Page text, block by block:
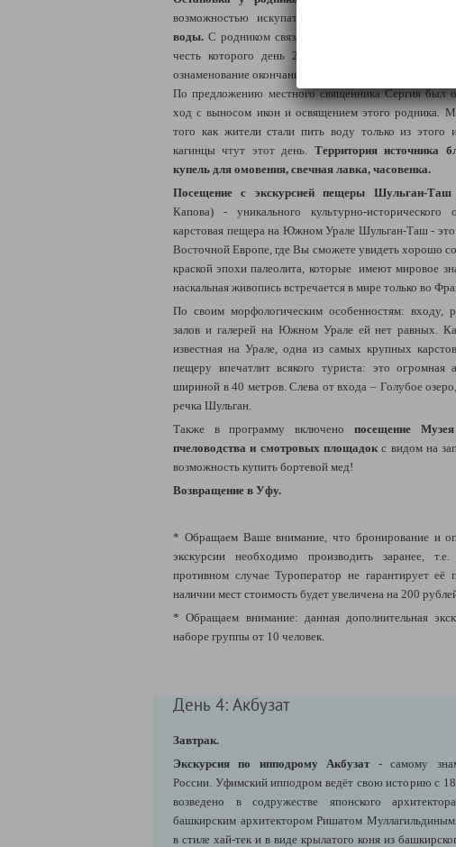
возможностью искупаться
воды. С родником связано событие, произошедшее
честь которого день 21 августа назван
ознаменование окончания эпидемии холеры. Эта
По предложению местного священника Сергия был
ход с выносом икон и освящением этого родника.
того как жители стали пить воду только из этого
кагинцы чтут этот день. Территория источника
купель для омовения, свечная лавка, часовенка.
Посещение с экскурсией пещеры Шульган-
Капова)
- уникального культурно-исторического
карстовая пещера на Южном Урале Шульган-Таш - это
Восточной Европе, где Вы сможете увидеть хорошо
краской эпохи палеолита, которые имеют мировое
наскальная живопись встречается в мире только во
По своим морфологическим особенностям: входу,
залов и галерей на Южном Урале ей нет равных.
известная на Урале, одна из самых крупных
пещеру впечатлит всякого туриста: это
шириной в 40 метров. Слева от входа – Голубое
речка Шульган.
Также в программу включено посещение
пчеловодства и смотровых площадокс видом на
возможность купить бортевой мед!
Возвращение в Уфу.
* Обращаем Ваше внимание, что бронирование и
экскурсии необходимо производить заранее,
противном случае Туроператор не гарантирует её
наличии мест стоимость будет увеличена на 200
* Обращаем внимание: данная дополнительная
наборе группы от 10 человек.
День 4: Акбузат
Завтрак.
Экскурсия по ипподрому Акбузат - самому
России. Уфимский ипподром ведёт свою историю с
возведено в содружестве японского
башкирским архитектором Ришатом
в стиле хай-тек и в виде крылатого коня из